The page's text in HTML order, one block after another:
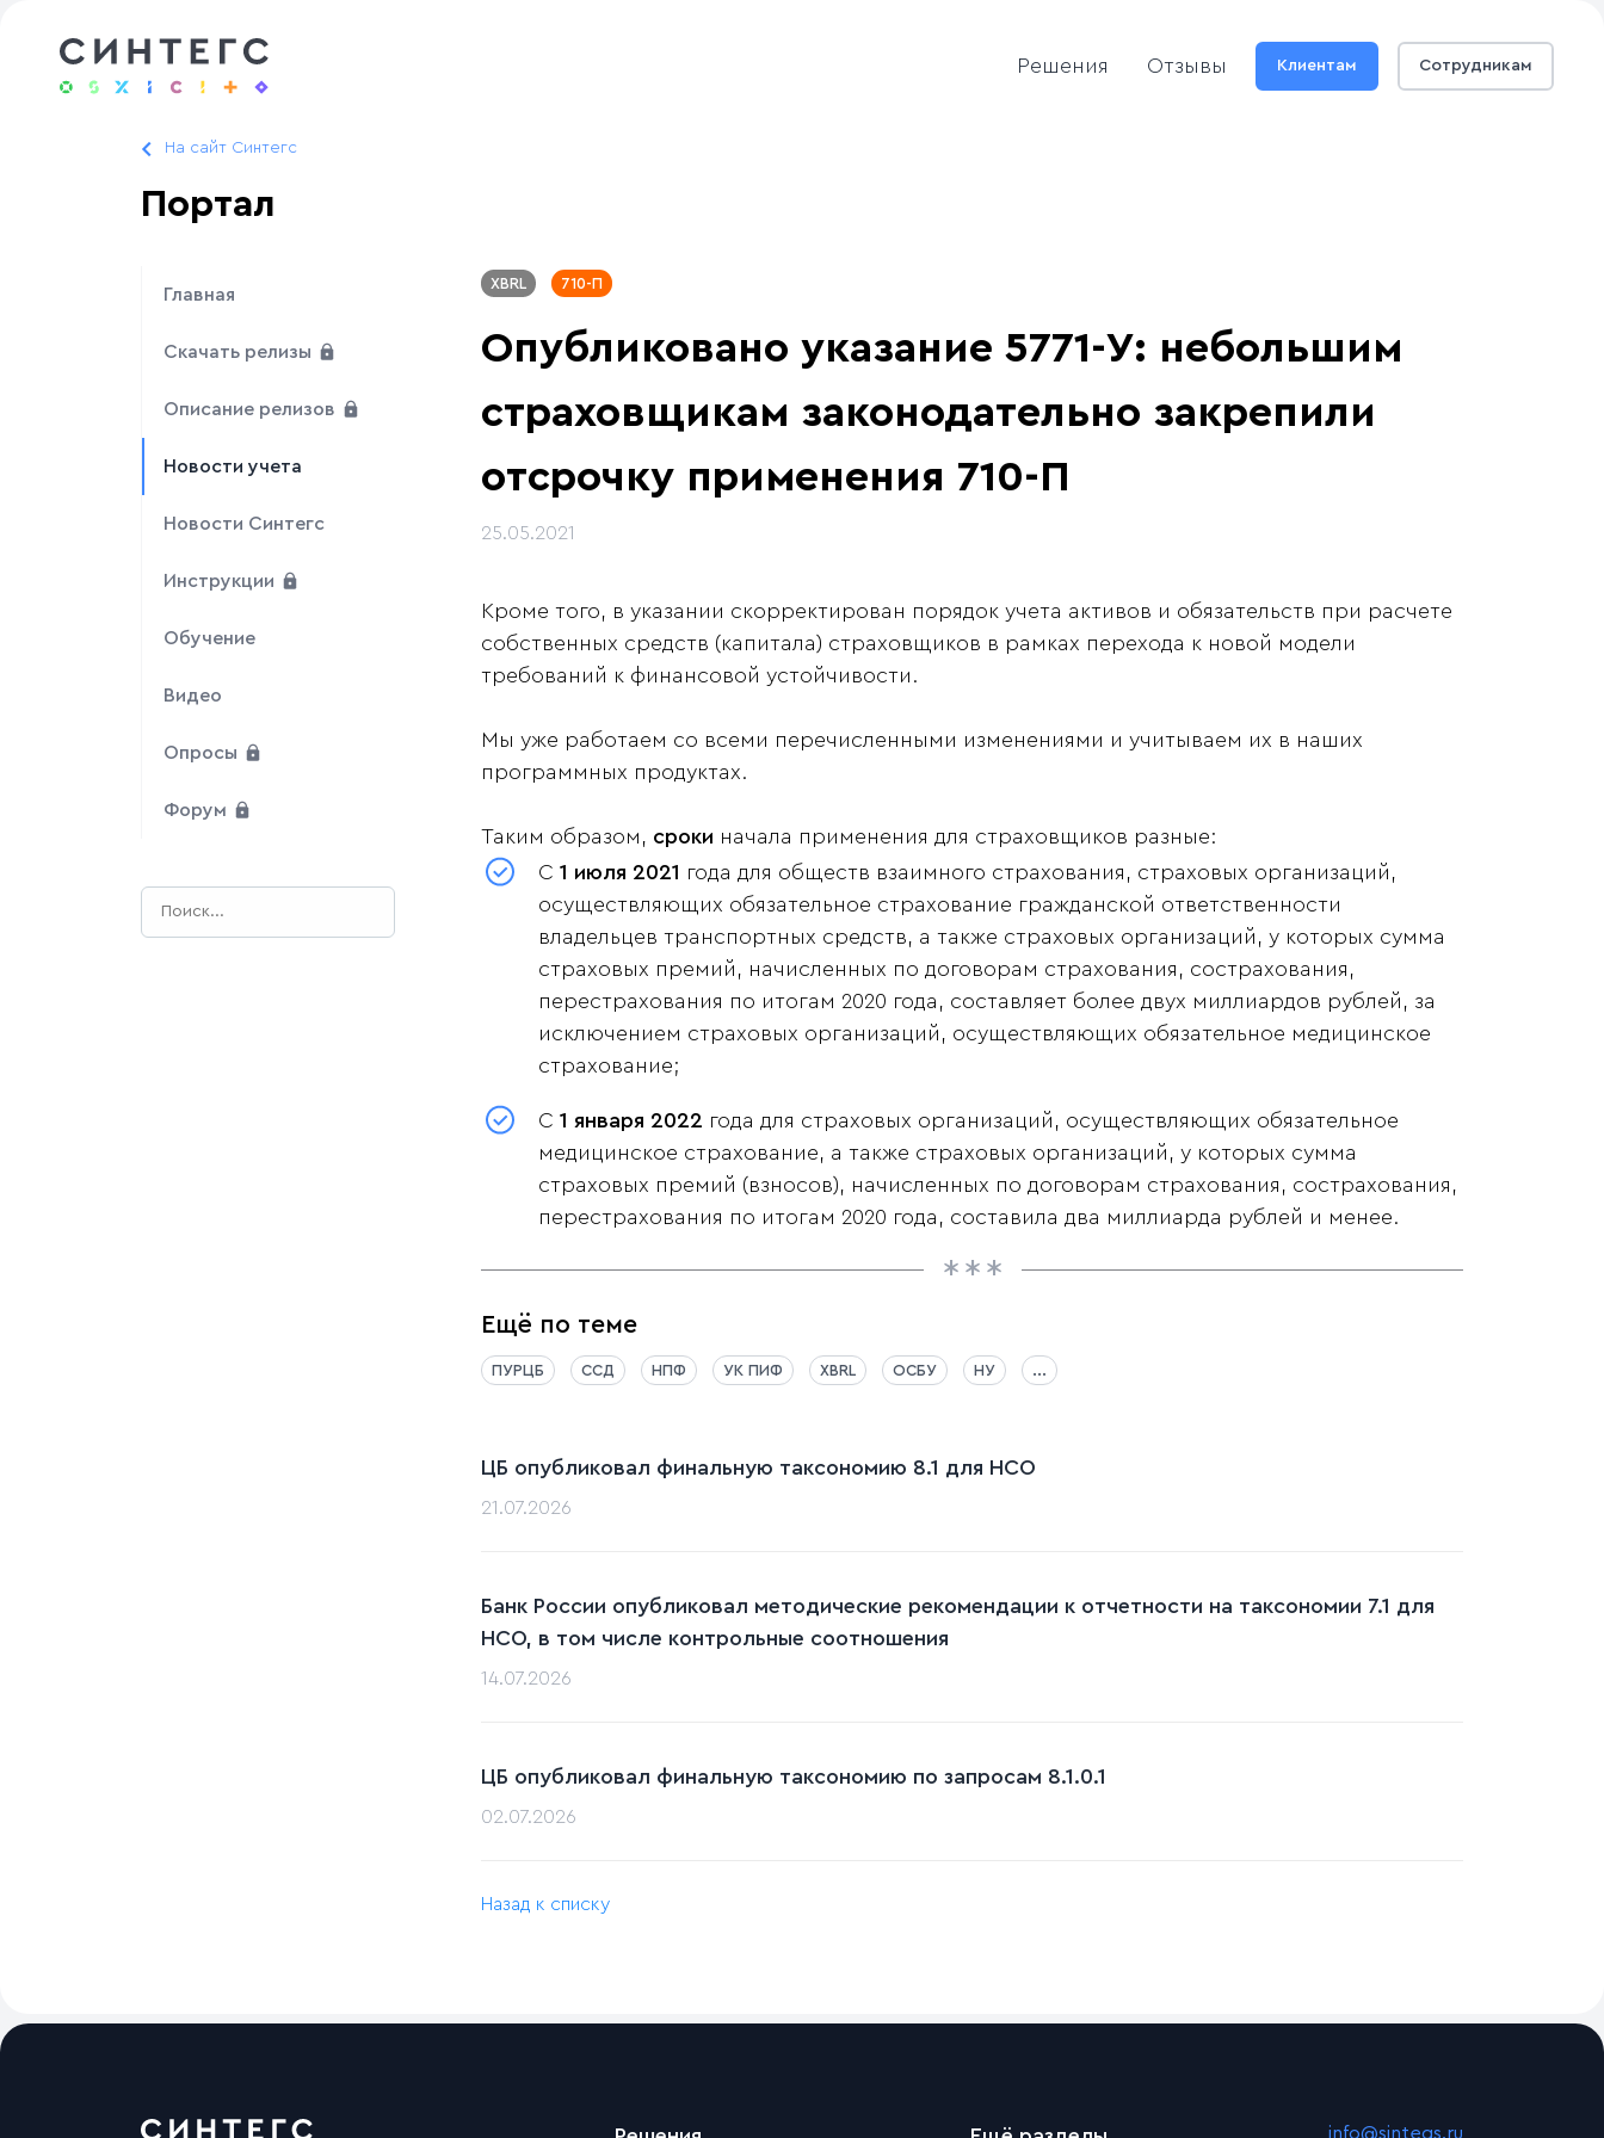
Решения Отзывы Клиентам Сотрудникам
На сайт Синтегс
Портал
Главная
Скачать релизы
Описание релизов
Новости учета
Новости Синтегс
Инструкции
Обучение
Видео
Опросы
Форум
XBRL 710-П
Опубликовано указание 5771-У: небольшим
страховщикам законодательно закрепили
отсрочку применения 710-П
25.05.2021
Кроме того, в указании скорректирован порядок учета активов и обязательств при расчете
собственных средств (капитала) страховщиков в рамках перехода к новой модели
требований к финансовой устойчивости.
Мы уже работаем со всеми перечисленными изменениями и учитываем их в наших
программных продуктах.
Таким образом, сроки начала применения для страховщиков разные:
С 1 июля 2021 года для обществ взаимного страхования, страховых организаций,
осуществляющих обязательное страхование гражданской ответственности
владельцев транспортных средств, а также страховых организаций, у которых сумма
страховых премий, начисленных по договорам страхования, сострахования,
перестрахования по итогам 2020 года, составляет более двух миллиардов рублей, за
исключением страховых организаций, осуществляющих обязательное медицинское
страхование;
С 1 января 2022 года для страховых организаций, осуществляющих обязательное
медицинское страхование, а также страховых организаций, у которых сумма
страховых премий (взносов), начисленных по договорам страхования, сострахования,
перестрахования по итогам 2020 года, составила два миллиарда рублей и менее.
Ещё по теме
ПУРЦБ ССД НПФ УК ПИФ XBRL ОСБУ НУ ...
ЦБ опубликовал финальную таксономию 8.1 для НСО
21.07.2026
Банк России опубликовал методические рекомендации к отчетности на таксономии 7.1 для
НСО, в том числе контрольные соотношения
14.07.2026
ЦБ опубликовал финальную таксономию по запросам 8.1.0.1
02.07.2026
Назад к списку
info@sintegs.ru